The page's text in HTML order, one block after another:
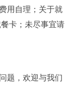
用自理；关于就
卡；未尽事宜请
题，欢迎与我们